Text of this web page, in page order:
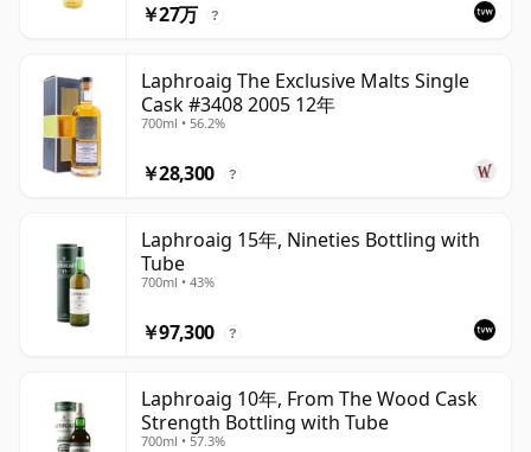
￥27万 ?
Laphroaig The Exclusive Malts Single
Cask #3408 2005 12年
700ml • 56.2%
￥28,300 ?
Laphroaig 15年, Nineties Bottling with
Tube
700ml • 43%
￥97,300 ?
Laphroaig 10年, From The Wood Cask
Strength Bottling with Tube
700ml • 57.3%